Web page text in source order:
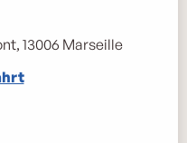
13006 Marseille